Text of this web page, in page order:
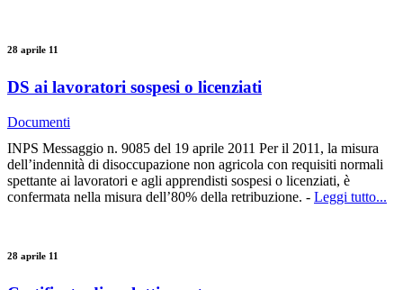
28 aprile 11
DS ai lavoratori sospesi o licenziati
Documenti
INPS Messaggio n. 9085 del 19 aprile 2011 Per il 2011, la misura
dell’indennità di disoccupazione non agricola con requisiti normali
spettante ai lavoratori e agli apprendisti sospesi o licenziati, è
confermata nella misura dell’80% della retribuzione. - Leggi tutto...
28 aprile 11